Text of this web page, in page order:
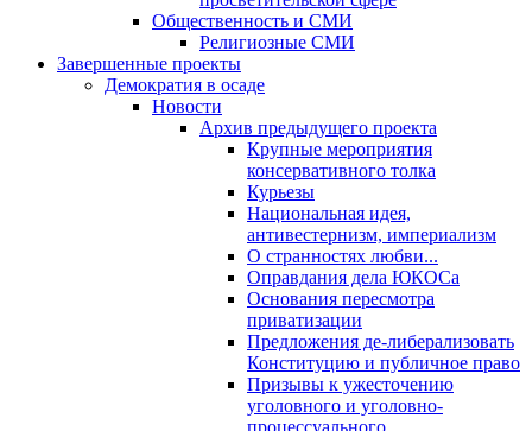
Общественность и СМИ
Религиозные СМИ
Завершенные проекты
Демократия в осаде
Новости
Архив предыдущего проекта
Крупные мероприятия
консервативного толка
Курьезы
Национальная идея,
антивестернизм, империализм
О странностях любви...
Оправдания дела ЮКОСа
Основания пересмотра
приватизации
Предложения де-либерализовать
Конституцию и публичное право
Призывы к ужесточению
уголовного и уголовно-
процессуального